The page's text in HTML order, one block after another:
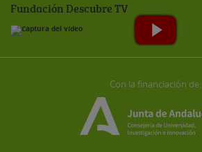
Fundación Descubre TV
Con la financiación de: